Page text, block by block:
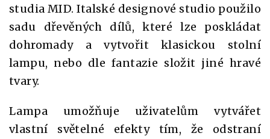
studia MID. Italské designové studio použilo
sadu dřevěných dílů, které lze poskládat
dohromady a vytvořit klasickou stolní
lampu, nebo dle fantazie složit jiné hravé
tvary.
Lampa umožňuje uživatelům vytvářet
vlastní světelné efekty tím, že odstraní